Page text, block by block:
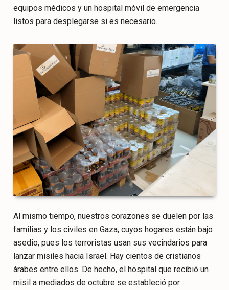
equipos médicos y un hospital móvil de emergencia
listos para desplegarse si es necesario.
Al mismo tiempo, nuestros corazones se duelen por las
familias y los civiles en Gaza, cuyos hogares están bajo
asedio, pues los terroristas usan sus vecindarios para
lanzar misiles hacia Israel. Hay cientos de cristianos
árabes entre ellos. De hecho, el hospital que recibió un
misil a mediados de octubre se estableció por